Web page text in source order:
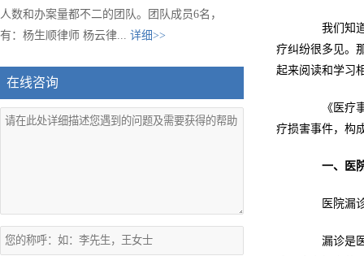
人数和办案量都不二的团队。团队成员6名，
有：杨生顺律师 杨云律... 详细>>
在线咨询
我们知道
疗纠纷很多见。
起来阅读和学习
《医疗事
疗损害事件，构
一、医
医院漏诊
漏诊是医